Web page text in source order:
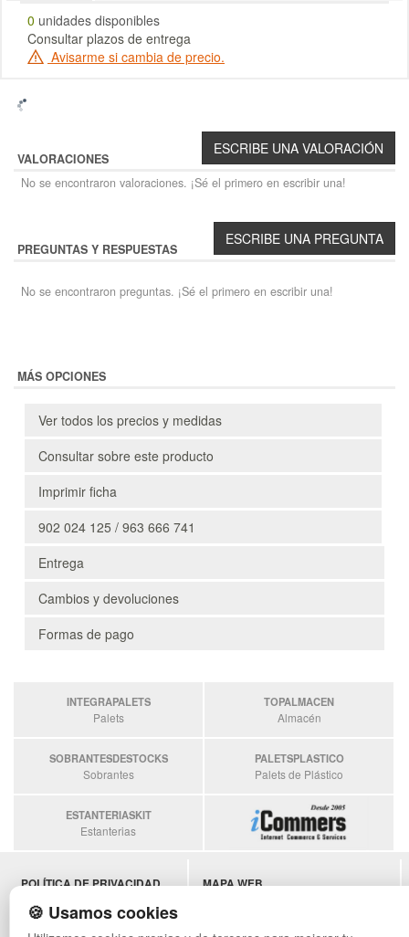
0 unidades disponibles
Consultar plazos de entrega
Avisarme si cambia de precio.
VALORACIONES
No se encontraron valoraciones. ¡Sé el primero en escribir una!
PREGUNTAS Y RESPUESTAS
No se encontraron preguntas. ¡Sé el primero en escribir una!
MÁS OPCIONES
Ver todos los precios y medidas
Consultar sobre este producto
Imprimir ficha
902 024 125 / 963 666 741
Entrega
Cambios y devoluciones
Formas de pago
INTEGRAPALETS
Palets
TOPALMACEN
Almacén
SOBRANTESDESTOCKS
Sobrantes
PALETSPLASTICO
Palets de Plástico
ESTANTERIASKIT
Estanterias
POLÍTICA DE PRIVACIDAD
CONDICIONES DE USO
CAMBIOS Y DEVOLUCIONES
MAPA WEB
🍪 Usamos cookies